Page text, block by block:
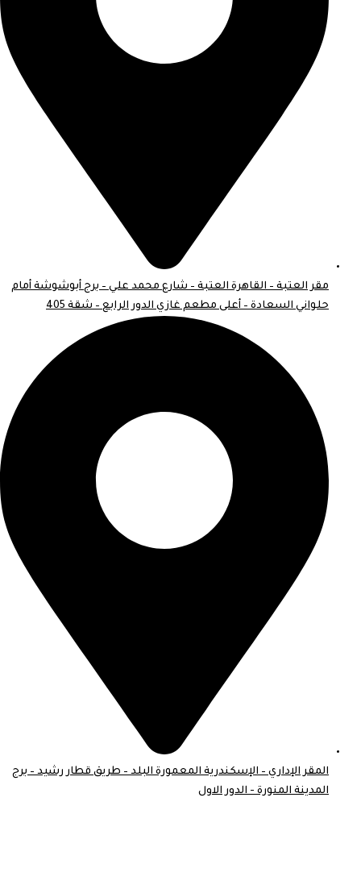
مقر العتبة – القاهرة العتبة – شارع محمد علي – برج أبوشوشة أمام
حلواني السعادة – أعلى مطعم غازي الدور الرابع – شقة 405
المقر الإداري – الإسكندرية المعمورة البلد – طريق قطار رشيد – برج
المدينة المنورة - الدور الاول